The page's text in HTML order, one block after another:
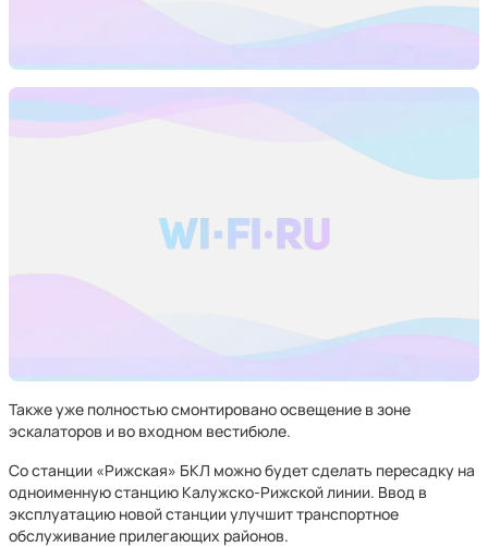
Также уже полностью смонтировано освещение в зоне
эскалаторов и во входном вестибюле.
Со станции «Рижская» БКЛ можно будет сделать пересадку на
одноименную станцию Калужско-Рижской линии. Ввод в
эксплуатацию новой станции улучшит транспортное
обслуживание прилегающих районов.